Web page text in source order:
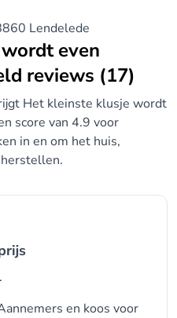
Lendelede
reviews (17)
Het kleinste klusje wordt
score van 4.9 voor
in en om het huis,
en koos voor